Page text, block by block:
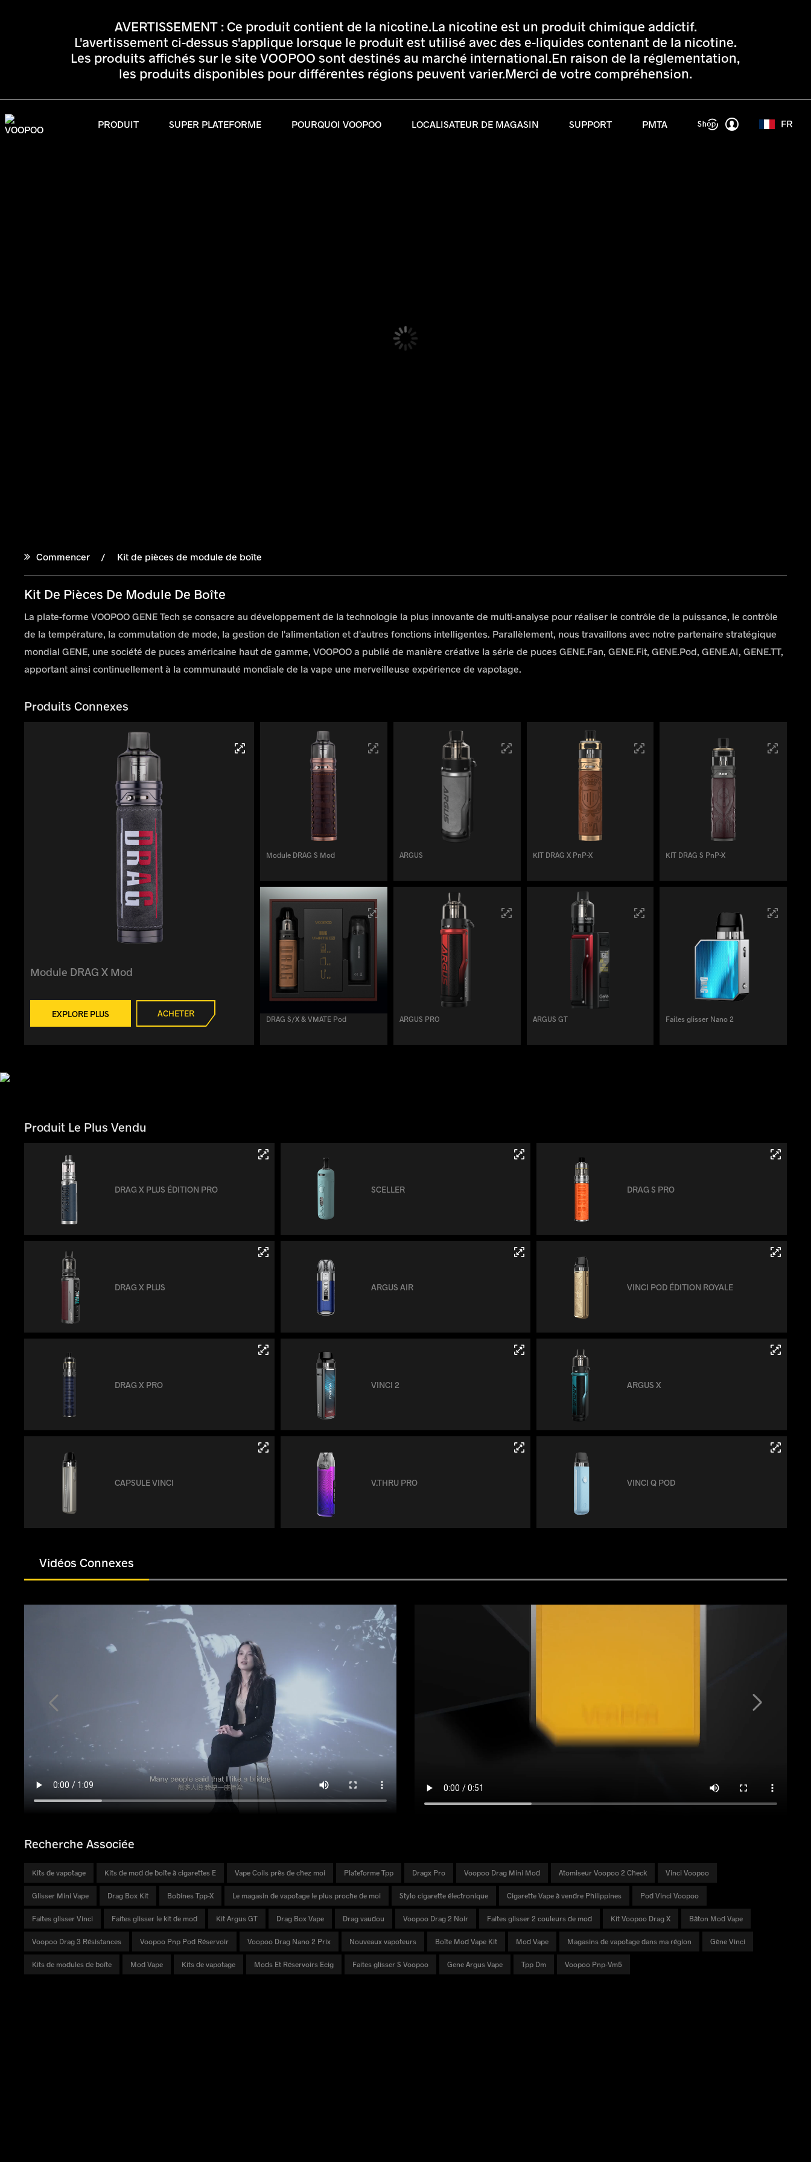
AVERTISSEMENT : Ce produit contient de la nicotine.La nicotine est un produit chimique addictif.
L'avertissement ci-dessus s'applique lorsque le produit est utilisé avec des e-liquides contenant de la nicotine.
Les produits affichés sur le site VOOPOO sont destinés au marché international.En raison de la réglementation,
les produits disponibles pour différentes régions peuvent varier.Merci de votre compréhension.
PRODUIT SUPER PLATEFORME POURQUOI VOOPOO LOCALISATEUR DE MAGASIN SUPPORT PMTA FR
Commencer Kit de pièces de module de boîte
Kit De Pièces De Module De Boîte
La plate-forme VOOPOO GENE Tech se consacre au développement de la technologie la plus innovante de multi-analyse pour réaliser le contrôle de la puissance, le contrôle
de la température, la commutation de mode, la gestion de l'alimentation et d'autres fonctions intelligentes. Parallèlement, nous travaillons avec notre partenaire stratégique
mondial GENE, une société de puces américaine haut de gamme, VOOPOO a publié de manière créative la série de puces GENE.Fan, GENE.Fit, GENE.Pod, GENE.AI, GENE.TT,
apportant ainsi continuellement à la communauté mondiale de la vape une merveilleuse expérience de vapotage.
Produits Connexes
Module DRAG X Mod
EXPLORE PLUS ACHETER
Module DRAG S Mod ARGUS KIT DRAG X PnP-X KIT DRAG S PnP-X
DRAG S/X & VMATE Pod ARGUS PRO ARGUS GT Faites glisser Nano 2
Produit Le Plus Vendu
DRAG X PLUS ÉDITION PRO SCELLER DRAG S PRO
DRAG X PLUS ARGUS AIR VINCI POD ÉDITION ROYALE
DRAG X PRO VINCI 2 ARGUS X
CAPSULE VINCI V.THRU PRO VINCI Q POD
Vidéos Connexes
Recherche Associée
Kits de vapotage Kits de mod de boîte à cigarettes E Vape Coils près de chez moi Plateforme Tpp Dragx Pro Voopoo Drag Mini Mod Atomiseur Voopoo 2 Check Vinci Voopoo
Glisser Mini Vape Drag Box Kit Bobines Tpp-X Le magasin de vapotage le plus proche de moi Stylo cigarette électronique Cigarette Vape à vendre Philippines Pod Vinci Voopoo
Faites glisser Vinci Faites glisser le kit de mod Kit Argus GT Drag Box Vape Drag vaudou Voopoo Drag 2 Noir Faites glisser 2 couleurs de mod Kit Voopoo Drag X Bâton Mod Vape
Voopoo Drag 3 Résistances Voopoo Pnp Pod Réservoir Voopoo Drag Nano 2 Prix Nouveaux vapoteurs Boîte Mod Vape Kit Mod Vape Magasins de vapotage dans ma région Gène Vinci
Kits de modules de boîte Mod Vape Kits de vapotage Mods Et Réservoirs Ecig Faites glisser S Voopoo Gene Argus Vape Tpp Dm Voopoo Pnp-Vm5